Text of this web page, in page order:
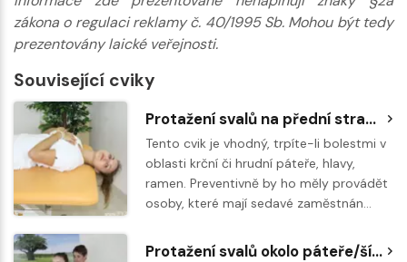
zákona o regulaci reklamy č. 40/1995 Sb. Mohou být tedy
prezentovány laické veřejnosti.
Související cviky
Protažení svalů na přední straně krku s dopomocí druhé osoby
Tento cvik je vhodný, trpíte-li bolestmi v
oblasti krční či hrudní páteře, hlavy,
ramen. Preventivně by ho měly provádět
osoby, které mají sedavé zaměstnán…
Protažení svalů okolo páteře/šíje